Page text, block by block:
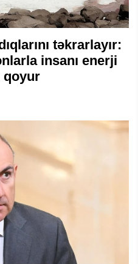
təkrarlayır:
insanı enerji
qoyur